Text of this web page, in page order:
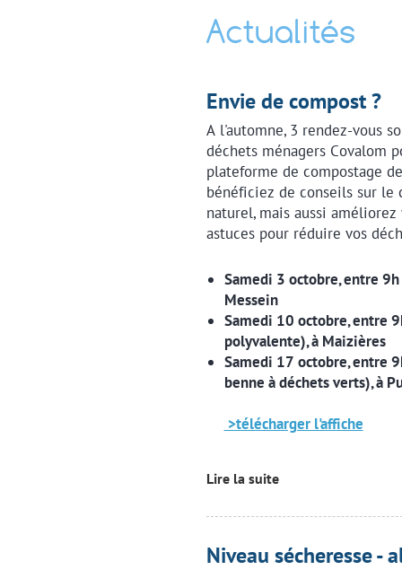
Actualités
Envie de compost ?
A l'automne, 3 rendez-vous
déchets ménagers Covalom
plateforme de compostage
bénéficiez de conseils sur le
naturel, mais aussi
astuces pour réduire vos
Samedi 3 octobre, entre
Messein
Samedi 10 octobre, entre
polyvalente), à Maizières
Samedi 17 octobre, entre
benne à déchets verts), à
>télécharger l'affiche
Lire la suite
Niveau sécheresse -